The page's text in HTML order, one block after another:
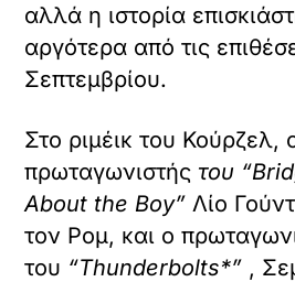
αλλά η ιστορία
αργότερα από τις
Σεπτεμβρίου.
Στο ριμέικ του Κούρζελ,
πρωταγωνιστής του
About the Boy” Λίο
τον Ρομ, και ο
του “Thunderbolts*” ,